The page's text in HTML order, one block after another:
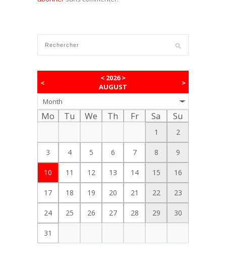
<
< 2026>
AUGUST
>
Month
Mo Tu We Th Fr Sa Su
1 2
3 4 5 6 7 8 9
10 11 12 13 14 15 16
17 18 19 20 21 22 23
24 25 26 27 28 29 30
31